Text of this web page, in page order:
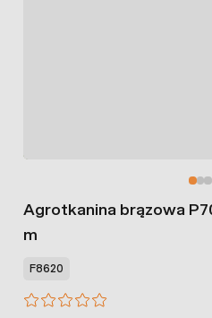
Agrotkanina brązowa
m
F8620